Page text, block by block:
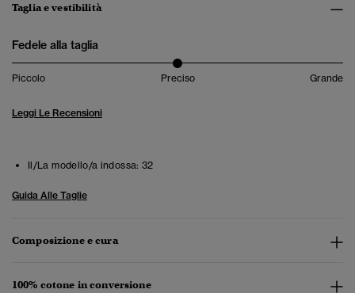
Taglia e vestibilità
Fedele alla taglia
Piccolo Preciso Grande
Leggi Le Recensioni
Il/La modello/a indossa: 32
Guida Alle Taglie
Composizione e cura
100% cotone in conversione